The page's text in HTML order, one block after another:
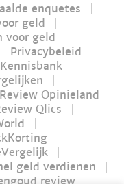
enquetes
geld
voor geld
Privacybeleid
Kennisbank
Review Opinieland
Qlics
geld verdienen
review